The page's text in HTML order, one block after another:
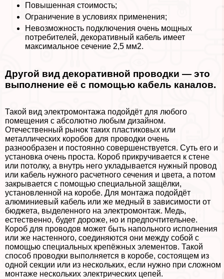
Повышенная стоимость;
Ограничение в условиях применения;
Невозможность подключения очень мощных
потребителей, декоративный кабель имеет
максимальное сечение 2,5 мм2.
Другой вид декоративной проводки — это
выполнение её с помощью кабель каналов.
Такой вид электромонтажа подойдёт для любого
помещения с абсолютно любым дизайном.
Отечественный рынок таких пластиковых или
металлических коробов для проводки очень
разнообразен и постоянно совершенствуется. Суть его и
установка очень проста. Короб прикручивается к стене
или потолку, а внутрь него укладывается нужный провод
или кабель нужного расчетного сечения и цвета, а потом
закрывается с помощью специальной защёлки,
установленной на коробе. Для монтажа подойдёт
алюминиевый кабель или же медный в зависимости от
бюджета, выделенного на электромонтаж. Медь,
естественно, будет дороже, но и предпочтительнее.
Короб для проводов может быть напольного исполнения
или же настенного, соединяются они между собой с
помощью специальных крепёжных элементов. Такой
способ проводки выполняется в коробе, состоящем из
одной секции или из нескольких, если нужно при сложном
монтаже нескольких электрических цепей.